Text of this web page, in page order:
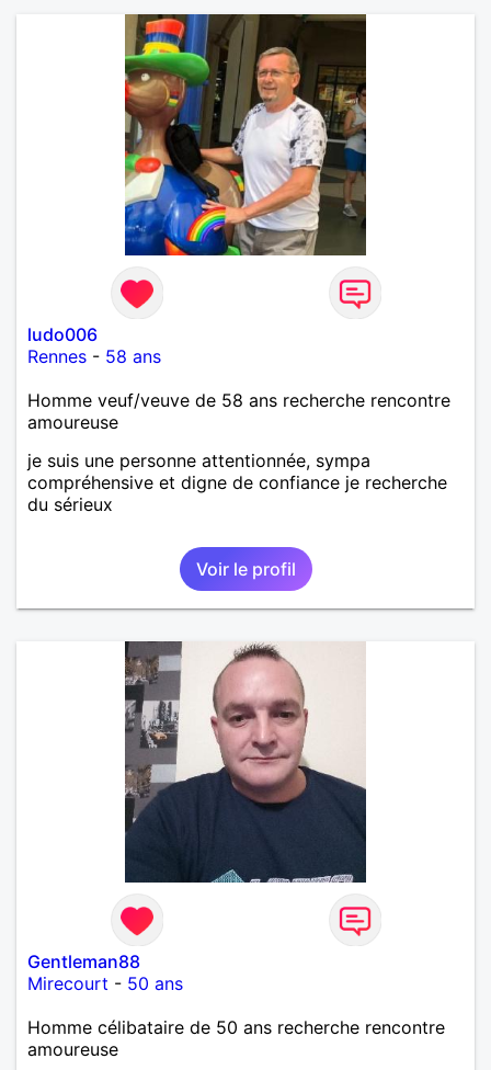
ludo006
Rennes - 58 ans
Homme veuf/veuve de 58 ans recherche rencontre
amoureuse
je suis une personne attentionnée, sympa
compréhensive et digne de confiance je recherche
du sérieux
Voir le profil
Gentleman88
Mirecourt - 50 ans
Homme célibataire de 50 ans recherche rencontre
amoureuse